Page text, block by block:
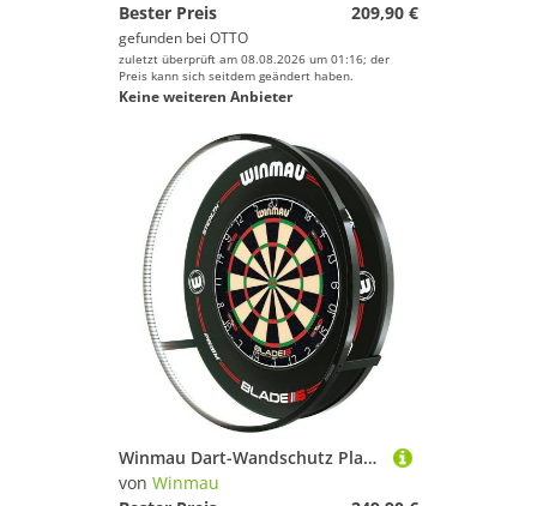
Bester Preis
209,90 €
gefunden bei OTTO
zuletzt überprüft am 08.08.2026 um 01:16; der
Preis kann sich seitdem geändert haben.
Keine weiteren Anbieter
Winmau Dart-Wandschutz Plasma + Blade 6 Dual Core + Catchring
von Winmau